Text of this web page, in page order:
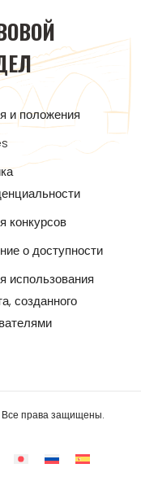
и положения
конкурсов
о доступности
использования
созданного
Все права защищены.